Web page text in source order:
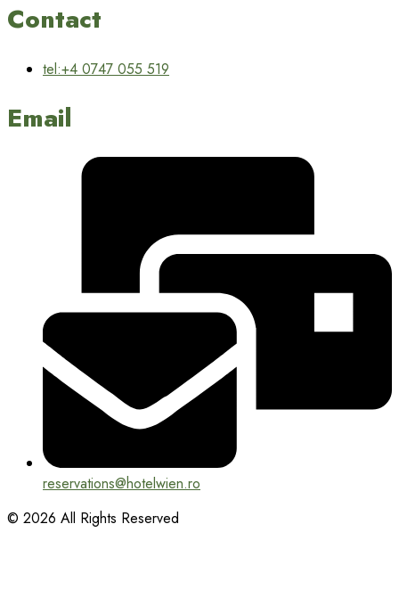
Contact
tel:+4 0747 055 519
Email
reservations@hotelwien.ro
© 2026 All Rights Reserved